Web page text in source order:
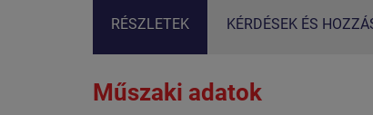
RÉSZLETEK KÉRDÉSEK ÉS
Műszaki adatok